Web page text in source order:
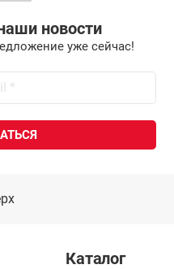
новости
уже сейчас!
Каталог